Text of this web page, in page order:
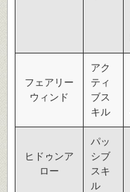
フェアリー
ウィンド
アク
ティ
ブス
キル
ヒドゥンア
ロー
パッ
シブ
スキ
ル